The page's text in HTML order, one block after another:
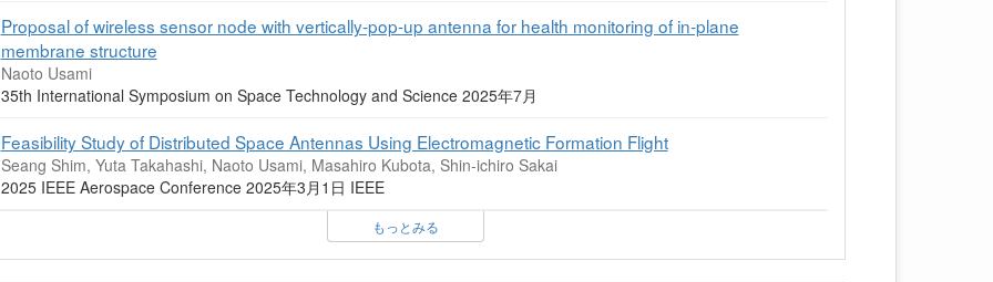
Proposal of wireless sensor node with vertically-pop-up antenna for health monitoring of in-plane
membrane structure
Naoto Usami
35th International Symposium on Space Technology and Science 2025年7月
Feasibility Study of Distributed Space Antennas Using Electromagnetic Formation Flight
Seang Shim, Yuta Takahashi, Naoto Usami, Masahiro Kubota, Shin-ichiro Sakai
2025 IEEE Aerospace Conference 2025年3月1日 IEEE
もっとみる